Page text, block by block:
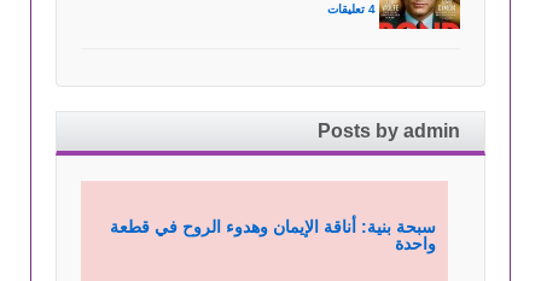
4 تعليقات
Posts by admin
سبحة بنية: أناقة الإيمان وهدوء الروح في قطعة
واحدة